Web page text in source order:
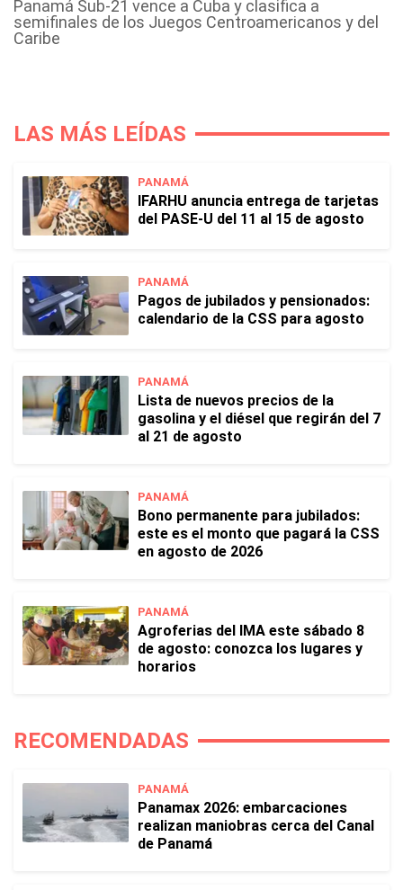
Panamá Sub-21 vence a Cuba y clasifica a
semifinales de los Juegos Centroamericanos y del
Caribe
LAS MÁS LEÍDAS
PANAMÁ
IFARHU anuncia entrega de tarjetas
del PASE-U del 11 al 15 de agosto
PANAMÁ
Pagos de jubilados y pensionados:
calendario de la CSS para agosto
PANAMÁ
Lista de nuevos precios de la
gasolina y el diésel que regirán del 7
al 21 de agosto
PANAMÁ
Bono permanente para jubilados:
este es el monto que pagará la CSS
en agosto de 2026
PANAMÁ
Agroferias del IMA este sábado 8
de agosto: conozca los lugares y
horarios
RECOMENDADAS
PANAMÁ
Panamax 2026: embarcaciones
realizan maniobras cerca del Canal
de Panamá